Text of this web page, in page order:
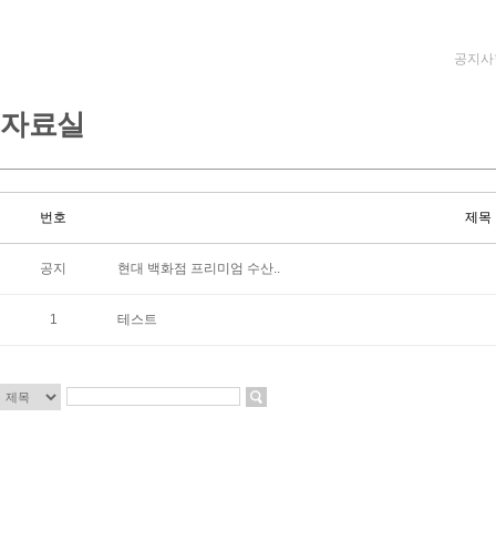
공지사
자료실
번호 제목
공지 현대 백화점 프리미엄 수산..
1 테스트